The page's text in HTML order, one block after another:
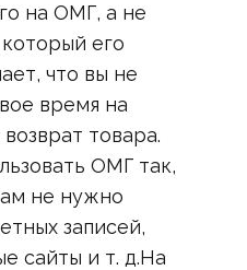
на ОМГ, а не
его
что вы не
время на
товара.
ОМГ так,
не нужно
записей,
сайты и т. д.На